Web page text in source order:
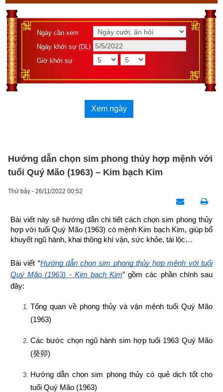
Ngày cần xem
Ngày khởi sự (DL)
Giờ khởi sự
Xem ngày
Hướng dẫn chọn sim phong thủy hợp mệnh với
tuổi Quý Mão (1963) – Kim bạch Kim
Thứ bảy - 26/11/2022 00:52
Bài viết này sẽ hướng dẫn chi tiết cách chọn sim phong thủy
hợp với tuổi Quý Mão (1963) có mệnh Kim bạch Kim, giúp bổ
khuyết ngũ hành, khai thông khí vận, sức khỏe, tài lộc…
Bài viết “Hướng dẫn chọn sim phong thủy hợp mệnh với tuổi
Quý Mão (1963) - Kim bạch Kim” gồm các phần chính sau
đây:
Tổng quan về phong thủy và vận mệnh tuổi Quý Mão
(1963)
Các bước chọn ngũ hành sim hợp tuổi 1963 Quý Mão
(癸卯)
Hướng dẫn chọn sim phong thủy có quẻ dịch tốt cho
tuổi Quý Mão (1963)